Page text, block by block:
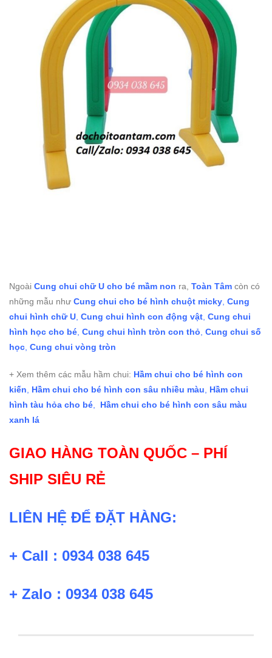
Ngoài Cung chui chữ U cho bé mầm non ra, Toàn Tâm còn có
những mẫu như Cung chui cho bé hình chuột micky Cung
chui hình chữ U Cung chui hình con động vật Cung chui
hình học cho bé Cung chui hình tròn con thỏ Cung chui số
học Cung chui vòng tròn
+ Xem thêm các mẫu hầm chui: Hầm chui cho bé hình con
kiến
Hầm chui cho bé hình con sâu nhiều màu
Hầm chui
hình tàu hỏa cho bé
Hầm chui cho bé hình con sâu màu
xanh lá
GIAO HÀNG TOÀN QUỐC – PHÍ
SHIP SIÊU RẺ
LIÊN HỆ ĐỂ ĐẶT HÀNG:
+ Call : 0934 038 645
+ Zalo : 0934 038 645